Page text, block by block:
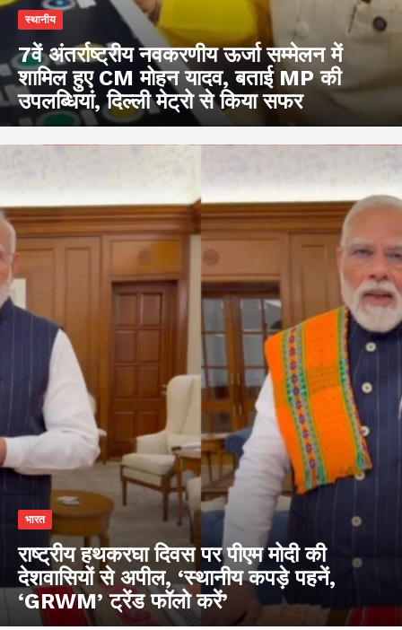
स्थानीय
7वें अंतर्राष्ट्रीय नवकरणीय ऊर्जा सम्मेलन में
शामिल हुए CM मोहन यादव, बताई MP की
उपलब्धियां, दिल्ली मेट्रो से किया सफर
भारत
राष्ट्रीय हथकरघा दिवस पर पीएम मोदी की
देशवासियों से अपील, ‘स्थानीय कपड़े पहनें,
‘GRWM’ ट्रेंड फॉलो करें’